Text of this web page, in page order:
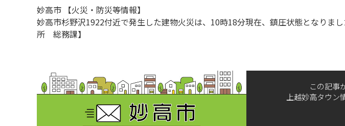
妙高市 【火災・防災等情報】
妙高市杉野沢1922付近で発生した建物火災は、10時18分現在、鎮圧状態とな
所 総務課】
この記事
上越妙高タウン